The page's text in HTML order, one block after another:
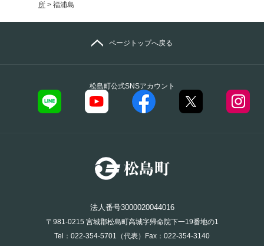
所 > 福浦島
松島町公式SNSアカウント
ページトップへ戻る
法人番号3000020044016
〒981-0215 宮城郡松島町高城字帰命院下一19番地の1
Tel：022-354-5701（代表）Fax：022-354-3140